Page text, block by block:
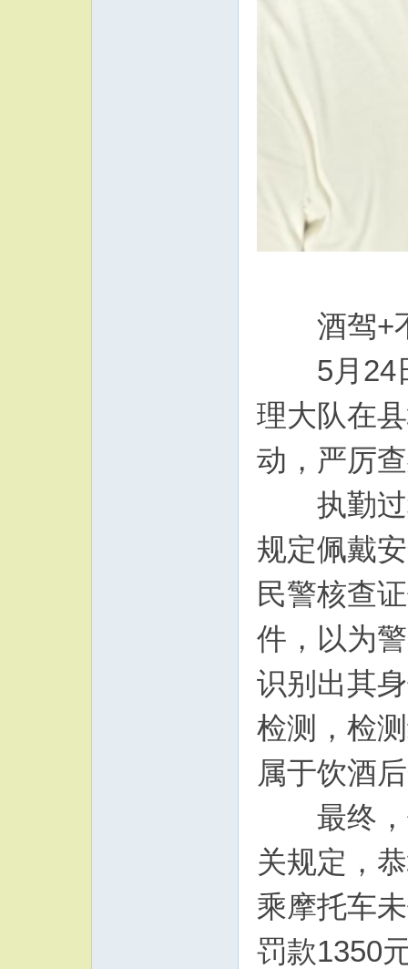
酒驾+不
5月24日
理大队在
动，严厉
执勤过
规定佩戴
民警核查
件，以为
识别出其
检测，检
属于饮酒
最终，
关规定，
乘摩托车
罚款1350